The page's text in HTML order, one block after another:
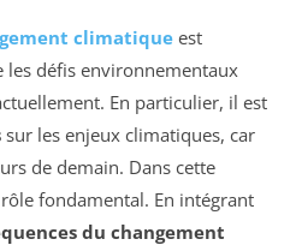
climatique est
défis environnementaux
En particulier, il est
sur les enjeux climatiques, car
de demain. Dans cette
fondamental. En intégrant
du changement